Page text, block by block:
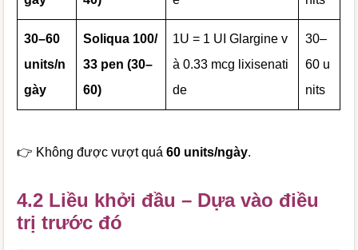
30–60
units/n
gày
Soliqua 100/
33 pen (30–
60)
1U = 1 UI Glargine v
à 0.33 mcg lixisenati
de
30–
60 u
nits
👉 Không được vượt quá60 units/ngày.
4.2 Liều khởi đầu – Dựa vào điều
trị trước đó